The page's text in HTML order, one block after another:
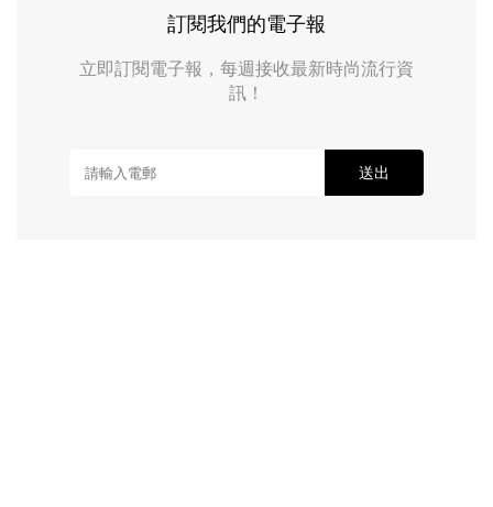
訂閱我們的電子報
立即訂閱電子報，每週接收最新時尚流行資
訊！
送出